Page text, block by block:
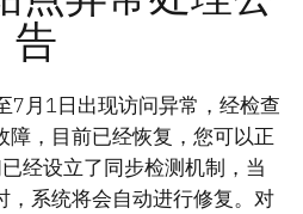
告
7月1日出现访问异常，经检查
障，目前已经恢复，您可以正
经设立了同步检测机制，当
，系统将会自动进行修复。对